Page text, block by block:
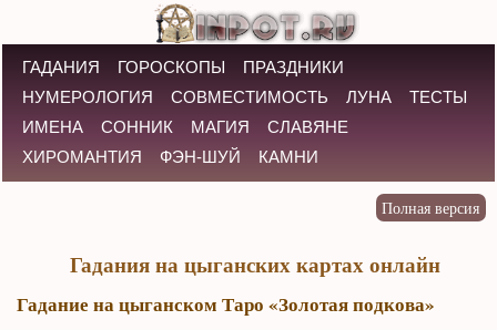
ГАДАНИЯ ГОРОСКОПЫ
ПРАЗДНИКИ
НУМЕРОЛОГИЯ
СОВМЕСТИМОСТЬ ЛУНА
ТЕСТЫ
ИМЕНА
СОННИК МАГИЯ
СЛАВЯНЕ
ХИРОМАНТИЯ
ФЭН-ШУЙ КАМНИ
Гадания на цыганских картах онлайн
Гадание на цыганском Таро «Золотая подкова»